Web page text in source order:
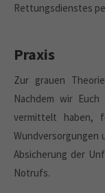
Rettungsdienstes
Praxis
Zur grauen
Nachdem wir
vermittelt haben,
Wundversorgungen
Absicherung der
Notrufs.